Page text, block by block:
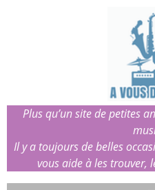
Plus qu’un site de petites
Il y a toujours de belles
vous aide à les trouver,